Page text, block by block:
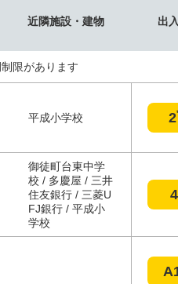
近隣施設・建物 出
限があります
平成小学校 2
御徒町台東中学
校 / 多慶屋 / 三井
住友銀行 / 三菱U
FJ銀行 / 平成小
学校
4